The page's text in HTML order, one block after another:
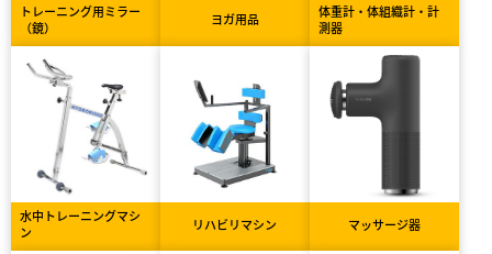
トレーニング用ミラー
（鏡）
ヨガ用品
体重計・体組織計・計
測器
水中トレーニングマシ
ン
リハビリマシン マッサージ器